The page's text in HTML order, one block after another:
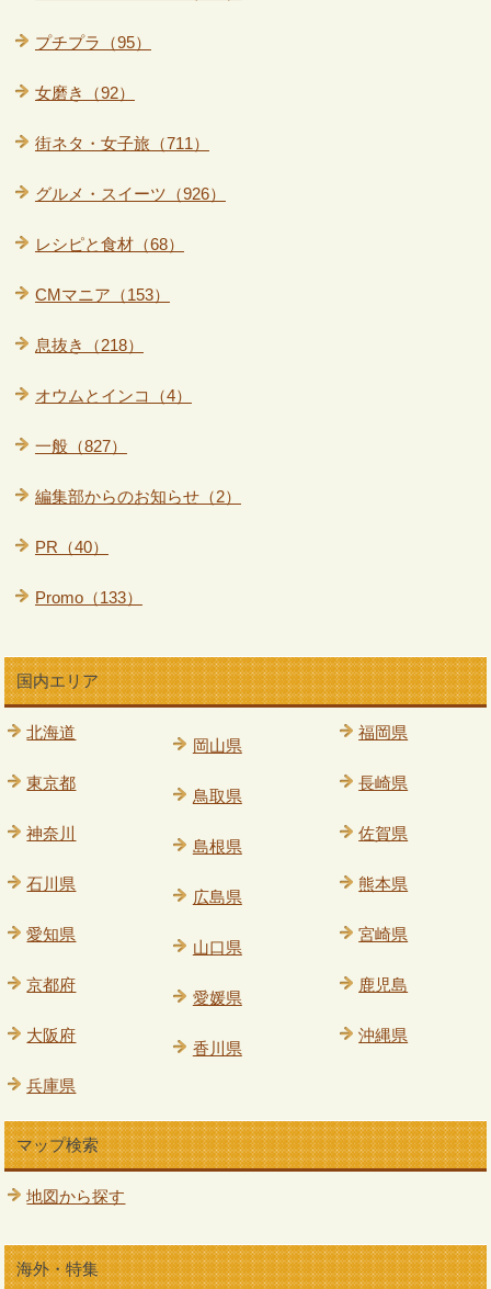
プチプラ（95）
女磨き（92）
街ネタ・女子旅（711）
グルメ・スイーツ（926）
レシピと食材（68）
CMマニア（153）
息抜き（218）
オウムとインコ（4）
一般（827）
編集部からのお知らせ（2）
PR（40）
Promo（133）
国内エリア
北海道
東京都
神奈川
石川県
愛知県
京都府
大阪府
兵庫県
岡山県
鳥取県
島根県
広島県
山口県
愛媛県
香川県
福岡県
長崎県
佐賀県
熊本県
宮崎県
鹿児島
沖縄県
マップ検索
地図から探す
海外・特集